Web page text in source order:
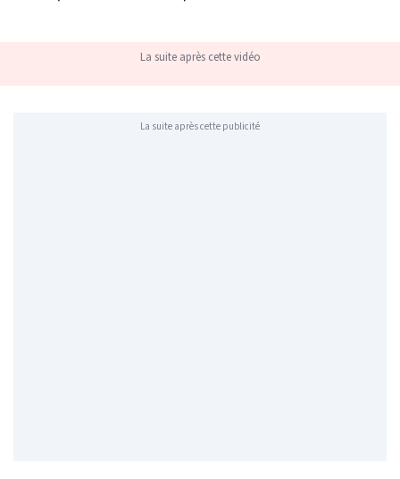
La suite après cette vidéo
La suite après cette publicité